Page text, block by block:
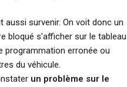
aussi survenir. On voit donc un
bloqué s’afficher sur le tableau
programmation erronée ou
du véhicule.
un problème sur le